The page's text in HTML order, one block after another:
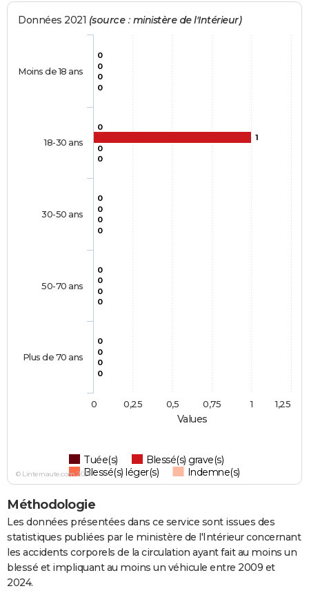
Values
Données 2021 (source : ministère de l'Intérieur)
0
0
0
0
0
0
1
0
0
0
0
0
0
0
0
0
0
0
0
0
Tuée(s)
Blessé(s) grave(s)
Blessé(s) léger(s)
Indemne(s)
Moins de 18 ans
18-30 ans
30-50 ans
50-70 ans
Plus de 70 ans
0 1
0,25 0,5 0,75 1,25
© Linternaute.com 2026
Méthodologie
Les données présentées dans ce service sont issues des
statistiques publiées par le ministère de l'Intérieur concernant
les accidents corporels de la circulation ayant fait au moins un
blessé et impliquant au moins un véhicule entre 2009 et
2024.